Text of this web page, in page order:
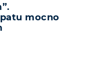
mocno